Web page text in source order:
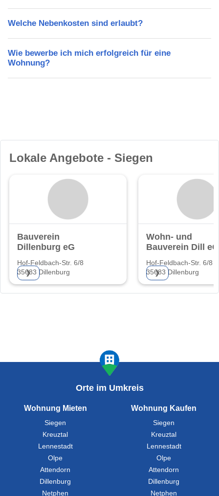
Welche Nebenkosten sind erlaubt?
Wie bewerbe ich mich erfolgreich für eine
Wohnung?
Lokale Angebote - Siegen
Bauverein
Dillenburg eG
Hof-Feldbach-Str. 6/8
35683 Dillenburg
❯
Wohn- und
Bauverein Dill eG
Hof-Feldbach-Str. 6/8
35683 Dillenburg
❯
Orte im Umkreis
Wohnung Mieten
Siegen
Kreuztal
Lennestadt
Olpe
Attendorn
Dillenburg
Netphen
Wohnung Kaufen
Siegen
Kreuztal
Lennestadt
Olpe
Attendorn
Dillenburg
Netphen